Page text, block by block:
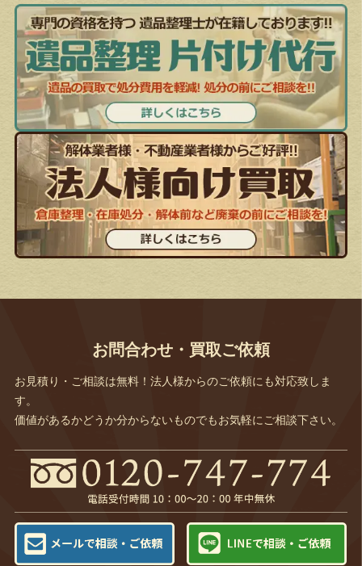
お問合わせ・買取ご依頼
お見積り・ご相談は無料！法人様からのご依頼にも対応致しま
す。
価値があるかどうか分からないものでもお気軽にご相談下さい。